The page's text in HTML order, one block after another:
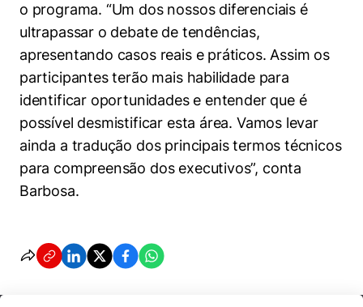
o programa. “Um dos nossos diferenciais é
ultrapassar o debate de tendências,
apresentando casos reais e práticos. Assim os
participantes terão mais habilidade para
identificar oportunidades e entender que é
possível desmistificar esta área. Vamos levar
ainda a tradução dos principais termos técnicos
para compreensão dos executivos”, conta
Barbosa.